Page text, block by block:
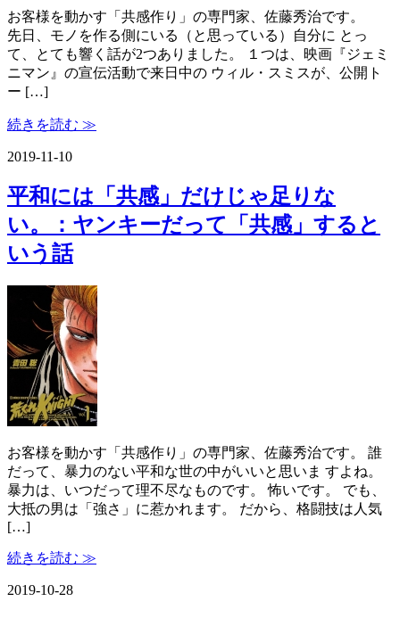
お客様を動かす「共感作り」の専門家、佐藤秀治です。
先日、モノを作る側にいる（と思っている）自分に とっ
て、とても響く話が2つありました。 １つは、映画『ジェミ
ニマン』の宣伝活動で来日中の ウィル・スミスが、公開ト
ー […]
続きを読む ≫
2019-11-10
平和には「共感」だけじゃ足りな
い。：ヤンキーだって「共感」すると
いう話
お客様を動かす「共感作り」の専門家、佐藤秀治です。 誰
だって、暴力のない平和な世の中がいいと思いま すよね。
暴力は、いつだって理不尽なものです。 怖いです。 でも、
大抵の男は「強さ」に惹かれます。 だから、格闘技は人気
[…]
続きを読む ≫
2019-10-28